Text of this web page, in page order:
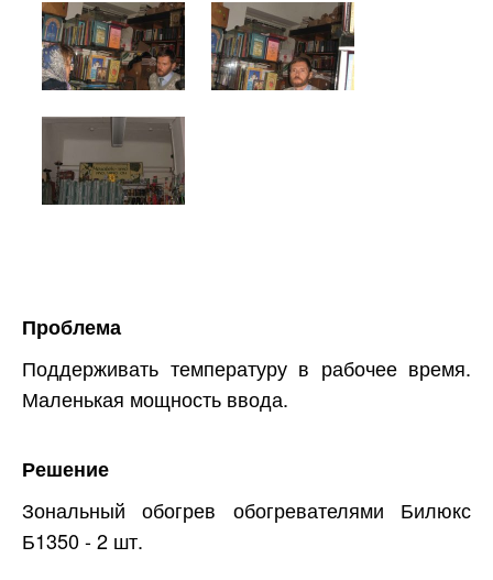
Проблема
Поддерживать температуру в рабочее время.
Маленькая мощность ввода.
Решение
Зональный обогрев обогревателями Билюкс
Б1350 - 2 шт.